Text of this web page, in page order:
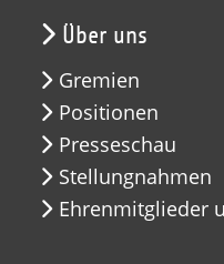
Über uns
Gremien
Positionen
Presseschau
Stellungnahmen
Ehrenmitglieder